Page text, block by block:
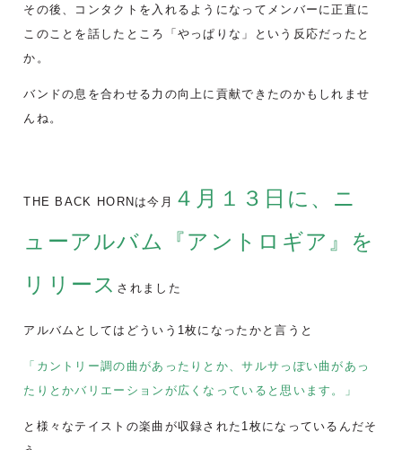
その後、コンタクトを入れるようになってメンバーに正直に
このことを話したところ「やっぱりな」という反応だったと
か。
バンドの息を合わせる力の向上に貢献できたのかもしれませ
んね。
THE BACK HORNは今月 ４月１３日に、ニ
ューアルバム『アントロギア』を
リリース されました
アルバムとしてはどういう1枚になったかと言うと
「カントリー調の曲があったりとか、サルサっぽい曲があっ
たりとかバリエーションが広くなっていると思います。」
と様々なテイストの楽曲が収録された1枚になっているんだそ